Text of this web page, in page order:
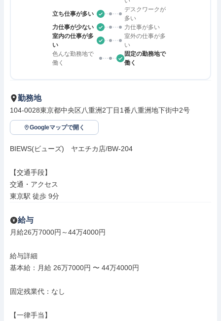
立ち仕事が多い
デスクワークが
多い
力仕事が少ない
力仕事が多い
室内の仕事が多
い
室外の仕事が多
い
色んな勤務地で
働く
固定の勤務地で
働く
勤務地
104-0028東京都中央区八重洲2丁目1番八重洲地下街中2号
Googleマップで開く
BIEWS(ビューズ)　ヤエチカ店/BW-204
【交通手段】
交通・アクセス
東京駅 徒歩 9分
給与
月給26万7000円～44万4000円
給与詳細
基本給：月給 26万7000円 〜 44万4000円
固定残業代：なし
【一律手当】